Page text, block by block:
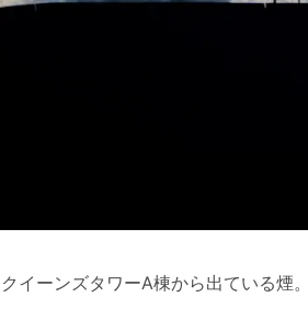
クイーンズタワーA棟から出ている煙。